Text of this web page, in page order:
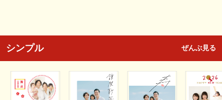
シンプル ぜんぶ見る